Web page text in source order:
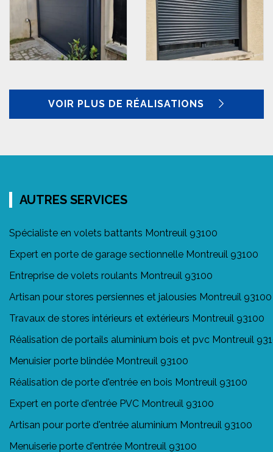
VOIR PLUS DE RÉALISATIONS
AUTRES SERVICES
Spécialiste en volets battants Montreuil 93100
Expert en porte de garage sectionnelle Montreuil 93100
Entreprise de volets roulants Montreuil 93100
Artisan pour stores persiennes et jalousies Montreuil 93100
Travaux de stores intérieurs et extérieurs Montreuil 93100
Réalisation de portails aluminium bois et pvc Montreuil
Menuisier porte blindée Montreuil 93100
Réalisation de porte d'entrée en bois Montreuil 93100
Expert en porte d'entrée PVC Montreuil 93100
Artisan pour porte d'entrée aluminium Montreuil 93100
Menuiserie porte d'entrée Montreuil 93100